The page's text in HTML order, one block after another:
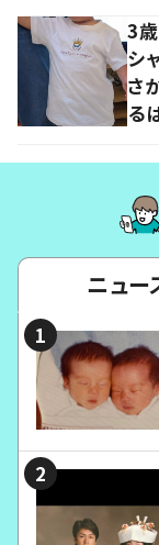
3
シ
さ
る
ニュー